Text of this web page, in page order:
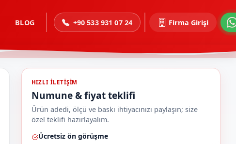
BLOG +90 533 931 07 24 Firma Girişi
HIZLI ILETIŞIM
Numune & fiyat teklifi
Ürün adedi, ölçü ve baskı ihtiyacınızı paylaşın; size
özel teklifi hazırlayalım.
Ücretsiz ön görüşme